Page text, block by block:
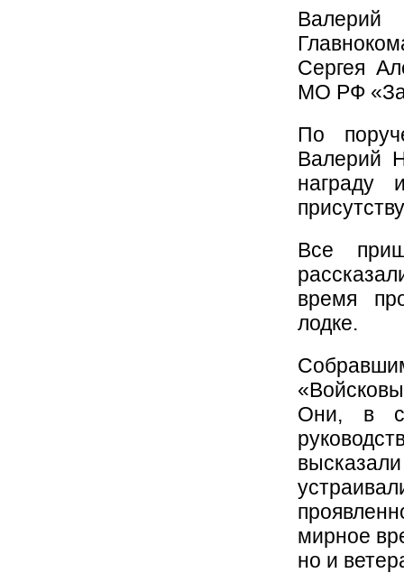
Сергея
МО РФ «За
По
Валерий
награду
Все
время
лодке.
Они, в
мирное
но и